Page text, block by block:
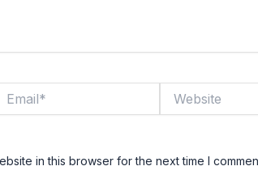
in this browser for the next time I